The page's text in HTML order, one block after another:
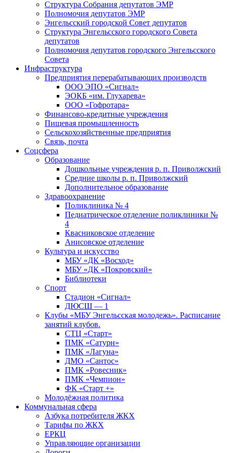
Структура Собрания депутатов ЭМР
Полномочия депутатов ЭМР
Энгельсский городской Совет депутатов
Структура Энгельсского городского Совета
депутатов
Полномочия депутатов городского Энгельсского
Совета
Инфраструктура
Предприятия перерабатывающих производств
ООО ЭПО «Сигнал»
ЭОКБ «им. Глухарева»
ООО «Гофротара»
Финансово-кредитные учреждения
Пищевая промышленность
Сельскохозяйственные предприятия
Связь, почта
Соцсфера
Образование
Дошкольные учреждения р. п. Приволжский
Средние школы р. п. Приволжский
Дополнительное образование
Здравоохранение
Поликлиника № 4
Педиатрическое отделение поликлиники №
4
Квасниковское отделение
Анисовское отделение
Культура и искусство
МБУ «ДК «Восход»
МБУ «ДК «Покровский»
Библиотеки
Спорт
Стадион «Сигнал»
ДЮСШ — 1
Клубы «МБУ Энгельсская молодежь». Расписание
занятий клубов.
СТЦ «Старт»
ПМК «Сатурн»
ПМК «Лагуна»
ДМО «Сантос»
ПМК «Ровесник»
ПМК «Чемпион»
ФК «Старт +»
Молодёжная политика
Коммунальная сфера
Азбука потребителя ЖКХ
Тарифы по ЖКХ
ЕРКЦ
Управляющие организации